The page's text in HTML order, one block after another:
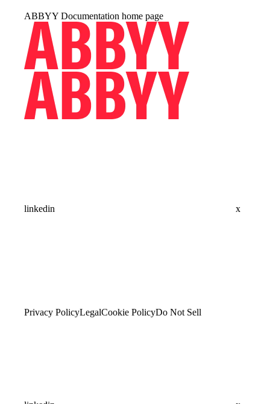
ABBYY Documentation home page
linkedin x
Privacy PolicyLegalCookie PolicyDo Not Sell